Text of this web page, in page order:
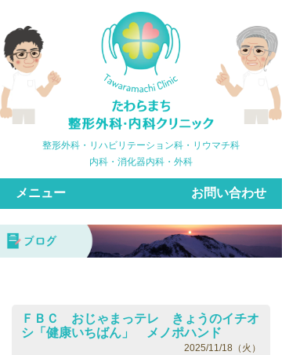
整形外科・リハビリテーション科・リウマチ科
内科・消化器内科・外科
メニュー お問い合わせ
ＦＢＣ おじゃまっテレ きょうのイチオ
シ「健康いちばん」 メノポハンド
2025/11/18（火）